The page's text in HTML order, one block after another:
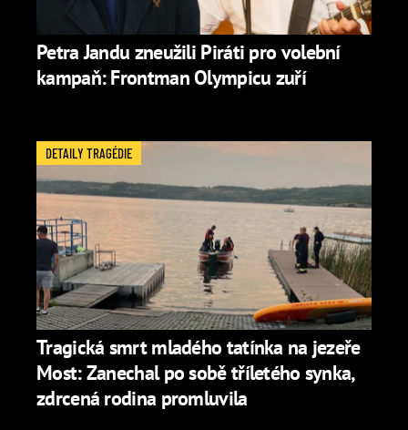
Petra Jandu zneužili Piráti pro volební
kampaň: Frontman Olympicu zuří
Tragická smrt mladého tatínka na jezeře
Most: Zanechal po sobě tříletého synka,
zdrcená rodina promluvila
DETAILY TRAGÉDIE